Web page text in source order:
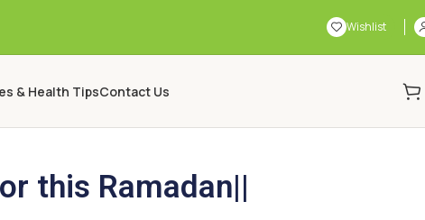
Wishlist
& Health TipsContact Us
this Ramadan||